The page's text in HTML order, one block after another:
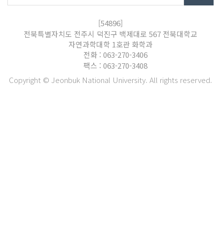
[54896]
전북특별자치도 전주시 덕진구 백제대로 567 전북대학교
자연과학대학 1호관 화학과
전화 : 063-270-3406
팩스 : 063-270-3408
Copyright © Jeonbuk National University. All rights reserved.